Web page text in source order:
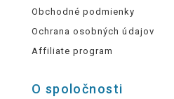
Obchodné podmienky
Ochrana osobných údajov
Affiliate program
O spoločnosti